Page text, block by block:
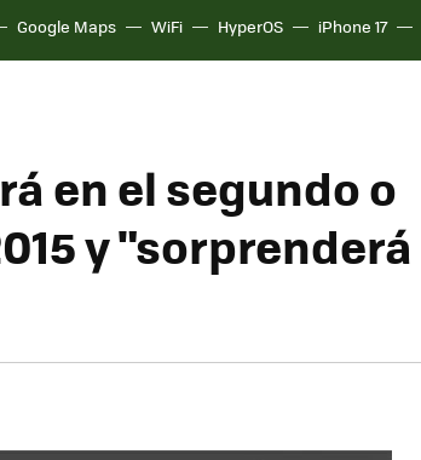
Google Maps WiFi HyperOS iPhone 17
en el segundo o
y "sorprenderá